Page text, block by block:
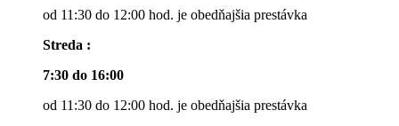
od 11:30 do 12:00 hod. je obedňajšia prestávka
Streda :
7:30 do 16:00
od 11:30 do 12:00 hod. je obedňajšia prestávka